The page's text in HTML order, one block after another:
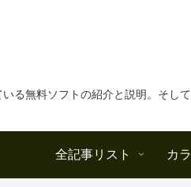
る無料ソフトの紹介と説明。そし
全記事リスト カ